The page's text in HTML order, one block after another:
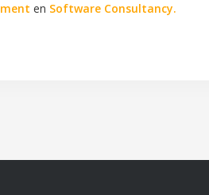
en Software Consultancy.